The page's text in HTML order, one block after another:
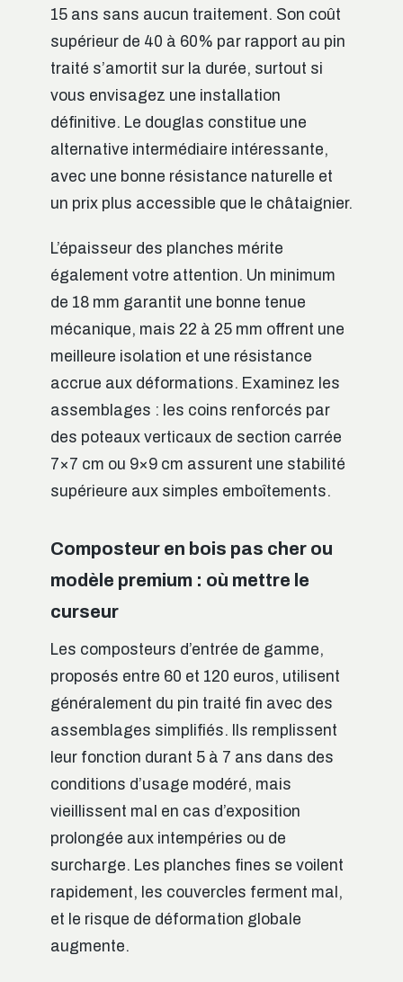
15 ans sans aucun traitement. Son coût
supérieur de 40 à 60% par rapport au pin
traité s’amortit sur la durée, surtout si
vous envisagez une installation
définitive. Le douglas constitue une
alternative intermédiaire intéressante,
avec une bonne résistance naturelle et
un prix plus accessible que le châtaignier.
L’épaisseur des planches mérite
également votre attention. Un minimum
de 18 mm garantit une bonne tenue
mécanique, mais 22 à 25 mm offrent une
meilleure isolation et une résistance
accrue aux déformations. Examinez les
assemblages : les coins renforcés par
des poteaux verticaux de section carrée
7×7 cm ou 9×9 cm assurent une stabilité
supérieure aux simples emboîtements.
Composteur en bois pas cher ou
modèle premium : où mettre le
curseur
Les composteurs d’entrée de gamme,
proposés entre 60 et 120 euros, utilisent
généralement du pin traité fin avec des
assemblages simplifiés. Ils remplissent
leur fonction durant 5 à 7 ans dans des
conditions d’usage modéré, mais
vieillissent mal en cas d’exposition
prolongée aux intempéries ou de
surcharge. Les planches fines se voilent
rapidement, les couvercles ferment mal,
et le risque de déformation globale
augmente.